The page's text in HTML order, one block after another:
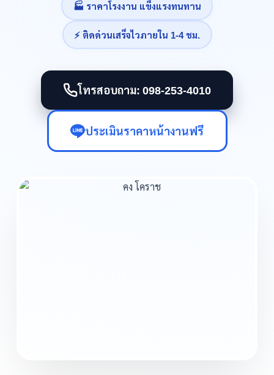
🏭 ราคาโรงงาน แข็งแรงทนทาน
⚡ ติดด่วนเสร็จไวภายใน 1-4 ชม.
โทรสอบถาม: 098-253-4010
ประเมินราคาหน้างานฟรี